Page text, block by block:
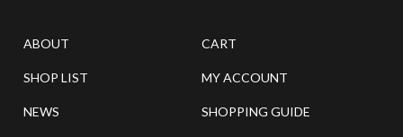
ABOUT
SHOP LIST
NEWS
CART
MY ACCOUNT
SHOPPING GUIDE